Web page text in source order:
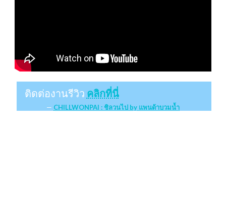
ติดต่องานรีวิว คลิกที่นี่
CHILLWONPAI : ชิลวนไป by แพนด้าบวมน้ำ